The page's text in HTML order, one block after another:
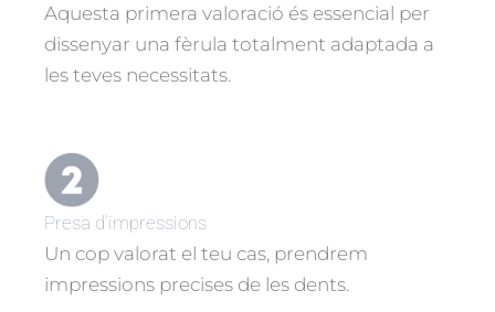
Aquesta primera valoració és essencial per
dissenyar una fèrula totalment adaptada a
les teves necessitats.
Presa d’impressions
Un cop valorat el teu cas, prendrem
impressions precises de les dents.